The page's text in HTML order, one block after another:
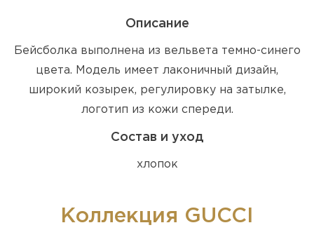
Описание
Бейсболка выполнена из вельвета темно-синего
цвета. Модель имеет лаконичный дизайн,
широкий козырек, регулировку на затылке,
логотип из кожи спереди.
Состав и уход
хлопок
Коллекция GUCCI